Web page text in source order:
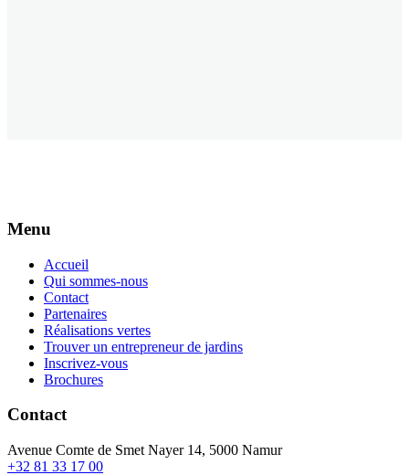
Menu
Accueil
Qui sommes-nous
Contact
Partenaires
Réalisations vertes
Trouver un entrepreneur de jardins
Inscrivez-vous
Brochures
Contact
Avenue Comte de Smet Nayer 14, 5000 Namur
+32 81 33 17 00